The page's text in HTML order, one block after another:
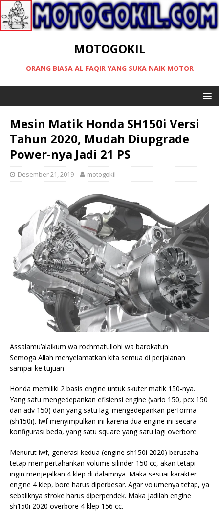
MOTOGOKIL
ORANG BIASA AL FAQIR YANG SUKA NAIK MOTOR
Mesin Matik Honda SH150i Versi
Tahun 2020, Mudah Diupgrade
Power-nya Jadi 21 PS
Desember 21, 2019 motogokil
Assalamu’alaikum wa rochmatullohi wa barokatuh
Semoga Allah menyelamatkan kita semua di perjalanan
sampai ke tujuan
Honda memiliki 2 basis engine untuk skuter matik 150-nya.
Yang satu mengedepankan efisiensi engine (vario 150, pcx 150
dan adv 150) dan yang satu lagi mengedepankan performa
(sh150i). Iwf menyimpulkan ini karena dua engine ini secara
konfigurasi beda, yang satu square yang satu lagi overbore.
Menurut iwf, generasi kedua (engine sh150i 2020) berusaha
tetap mempertahankan volume silinder 150 cc, akan tetapi
ingin menjejalkan 4 klep di dalamnya. Maka sesuai karakter
engine 4 klep, bore harus diperbesar. Agar volumenya tetap, ya
sebaliknya stroke harus diperpendek. Maka jadilah engine
sh150i 2020 overbore 4 klep 156 cc.